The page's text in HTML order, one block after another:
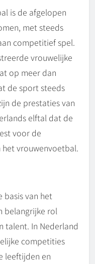
is de afgelopen
met steeds
competitief spel.
vrouwelijke
op meer dan
de sport steeds
de prestaties van
elftal dat de
voor de
het vrouwenvoetbal.
van het
belangrijke rol
talent. In Nederland
competities
leeftijden en